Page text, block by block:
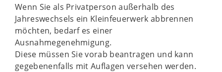
Wenn Sie als Privatperson außerhalb des
Jahreswechsels ein Kleinfeuerwerk abbrennen
möchten, bedarf es einer
Ausnahmegenehmigung.
Diese müssen Sie vorab beantragen und kann
gegebenenfalls mit Auflagen versehen werden.